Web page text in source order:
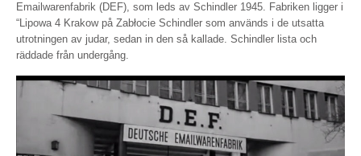
Emailwarenfabrik (DEF), som leds av Schindler 1945. Fabriken ligger i
“Lipowa 4 Krakow på Zabłocie Schindler som används i de utsatta
utrotningen av judar, sedan in den så kallade. Schindler lista och
räddade från undergång.